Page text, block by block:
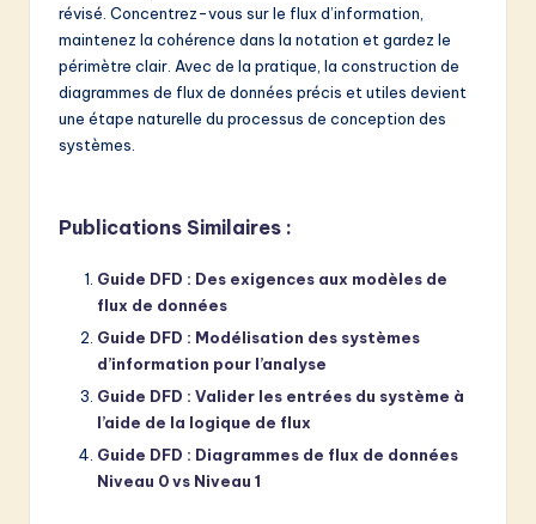
révisé. Concentrez-vous sur le flux d’information,
maintenez la cohérence dans la notation et gardez le
périmètre clair. Avec de la pratique, la construction de
diagrammes de flux de données précis et utiles devient
une étape naturelle du processus de conception des
systèmes.
Publications Similaires :
Guide DFD : Des exigences aux modèles de
flux de données
Guide DFD : Modélisation des systèmes
d’information pour l’analyse
Guide DFD : Valider les entrées du système à
l’aide de la logique de flux
Guide DFD : Diagrammes de flux de données
Niveau 0 vs Niveau 1